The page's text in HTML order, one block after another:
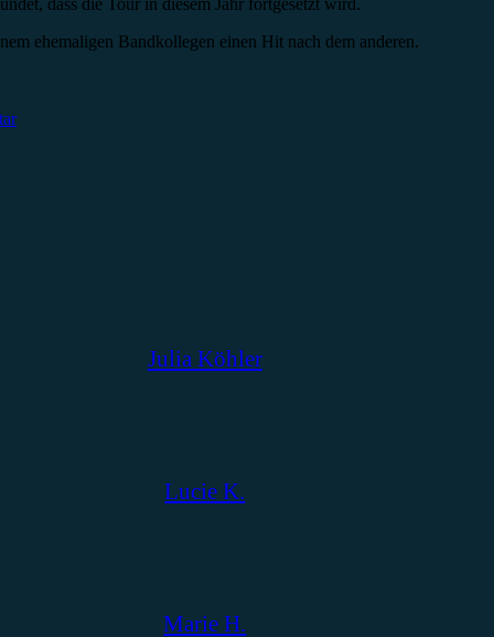
ehemaligen Bandkollegen einen Hit nach dem anderen.
Julia Köhler
Lucie K.
Marie H.